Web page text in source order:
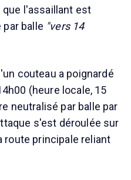
que l'assaillant est
balle "vers 14
couteau a poignardé
(heure locale, 15
neutralisé par balle par
s'est déroulée sur
route principale reliant